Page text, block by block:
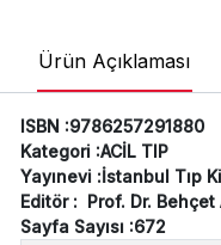
Ürün Açıklaması
ISBN :9786257291880
Kategori :ACİL TIP
Yayınevi :İstanbul Tıp
Editör : Prof. Dr. Behçet
Sayfa Sayısı :672